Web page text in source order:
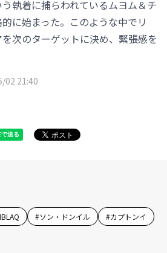
執着に捕らわれているムヨム＆チ
に始まった。このような中でリ
次のターゲットに決め、緊張感を
02 21:40
#ソン・ドンイル #カプトンイ